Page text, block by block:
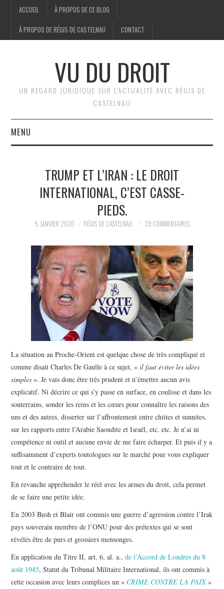
ACCUEIL À PROPOS DE CE BLOG
À PROPOS DE RÉGIS DE CASTELNAU CONTACT
VU DU DROIT
UN REGARD JURIDIQUE SUR L'ACTUALITÉ AVEC RÉGIS DE
CASTELNAU
MENU
BRÈVES
HISTOIRE
CULTURE
SPORT
TRUMP ET L’IRAN : LE DROIT
INTERNATIONAL, C’EST CASSE-
PIEDS.
5 JANVIER 2020 RÉGIS DE CASTELNAU 39 COMMENTAIRES
La situation au Proche-Orient est quelque chose de très compliqué et
comme disait Charles De Gaulle à ce sujet, « il faut éviter les idées
simples». Je vais donc être très prudent et n’émettre aucun avis
explicatif. Ni décrire ce qui s’y passe en surface, en coulisse et dans les
souterrains, sonder les reins et les cœurs pour connaître les raisons des
uns et des autres, disserter sur l’affrontement entre chiites et sunnites,
sur les rapports entre l’Arabie Saoudite et Israël, etc. etc. Je n’ai ni
compétence ni outil et aucune envie de me faire écharper. Et puis il y a
suffisamment d’experts toutologues sur le marché pour vous expliquer
tout et le contraire de tout.
En revanche appréhender le réel avec les armes du droit, cela permet
de se faire une petite idée.
En 2003 Bush et Blair ont commis une guerre d’agression contre l’Irak
pays souverain membre de l’ONU pour des prétextes qui se sont
révélés être de purs et grossiers mensonges.
En application du Titre II, art. 6, al. a.,de l’Accord de Londres du 8
août 1945, Statut du Tribunal Militaire International, ils ont commis à
cette occasion avec leurs complices un « CRIME CONTRE LA PAIX »